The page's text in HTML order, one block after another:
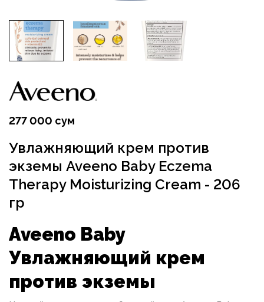
277 000 сум
Увлажняющий крем против
экземы Aveeno Baby Eczema
Therapy Moisturizing Cream - 206
гр
Aveeno Baby
Увлажняющий крем
против экземы